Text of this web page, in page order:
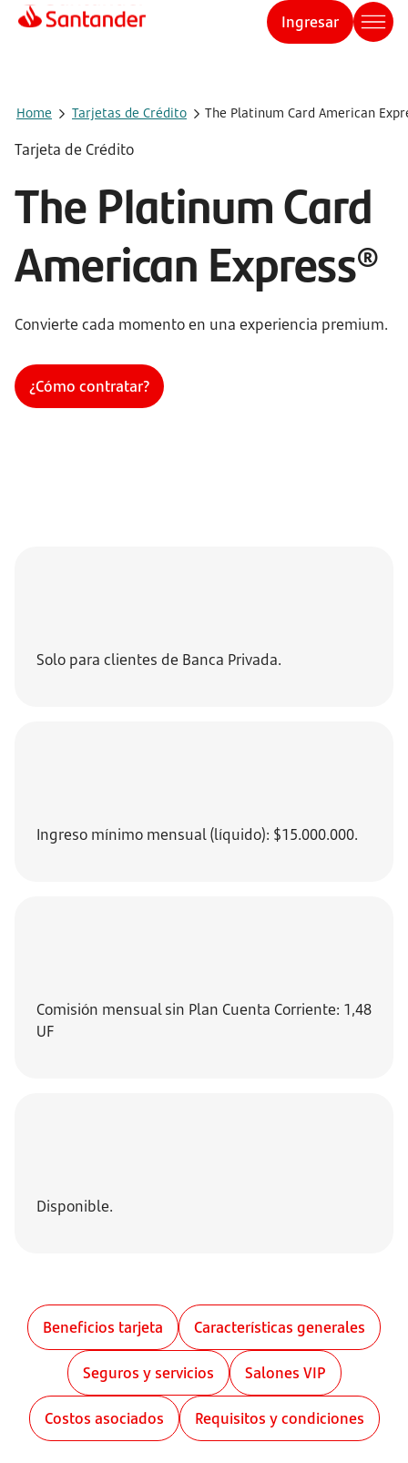
Ingresar
Home Tarjetas de Crédito The Platinum Card American
Tarjeta de Crédito
The Platinum Card
American Express®
Convierte cada momento en una experiencia premium.
¿Cómo contratar?
Solo para clientes de Banca Privada.
Ingreso mínimo mensual (líquido): $15.000.000.
Comisión mensual sin Plan Cuenta Corriente: 1,48
UF
Disponible.
Beneficios tarjeta Características generales
Seguros y servicios Salones VIP
Costos asociados Requisitos y condiciones